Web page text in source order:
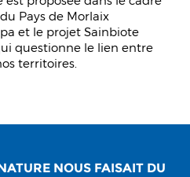
Pays de Morlaix
et le projet Sainbiote
questionne le lien entre
territoires.
NOUS FAISAIT DU